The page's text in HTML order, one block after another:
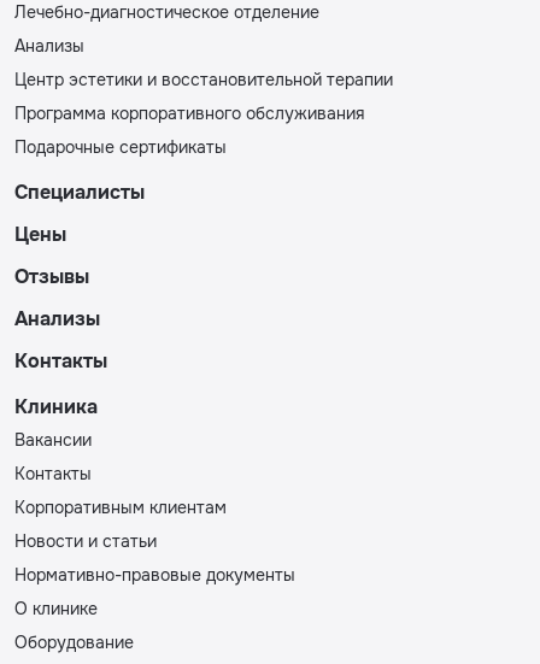
Лечебно-диагностическое отделение
Анализы
Центр эстетики и восстановительной терапии
Программа корпоративного обслуживания
Подарочные сертификаты
Специалисты
Цены
Отзывы
Анализы
Контакты
Клиника
Вакансии
Контакты
Корпоративным клиентам
Новости и статьи
Нормативно-правовые документы
О клинике
Оборудование